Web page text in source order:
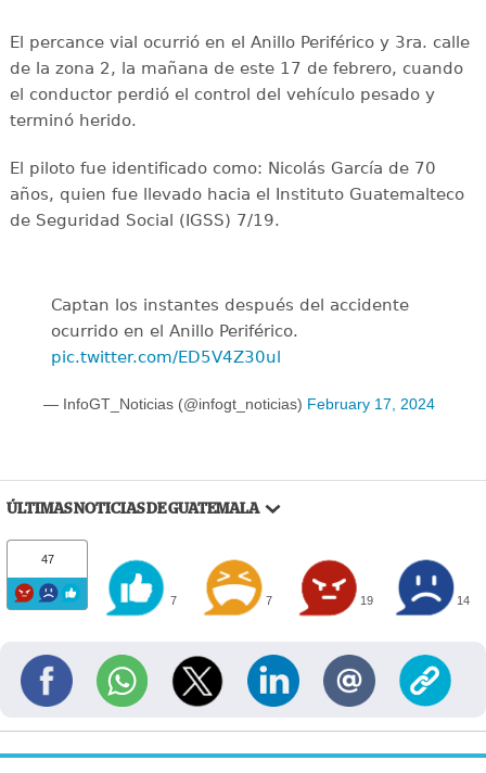
El percance vial ocurrió en el Anillo Periférico y 3ra. calle
de la zona 2, la mañana de este 17 de febrero, cuando
el conductor perdió el control del vehículo pesado y
terminó herido.
El piloto fue identificado como: Nicolás García de 70
años, quien fue llevado hacia el Instituto Guatemalteco
de Seguridad Social (IGSS) 7/19.
Captan los instantes después del accidente
ocurrido en el Anillo Periférico.
pic.twitter.com/ED5V4Z30ul
— InfoGT_Noticias (@infogt_noticias) February 17, 2024
ÚLTIMAS NOTICIAS DE GUATEMALA
47
7 7 19 14